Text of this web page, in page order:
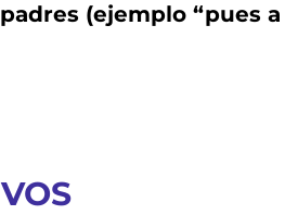
(ejemplo “pues